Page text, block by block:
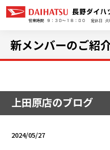
新メンバーのご紹
上田原店のブログ
2024/05/27